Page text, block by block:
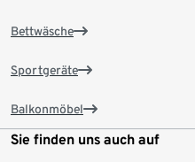
Bettwäsche
Sportgeräte
Balkonmöbel
Sie finden uns auch auf